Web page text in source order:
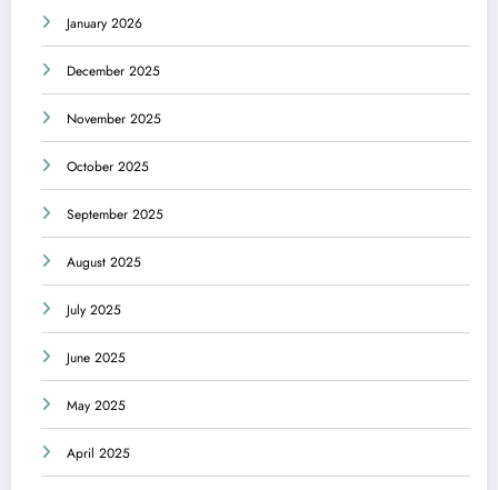
January 2026
December 2025
November 2025
October 2025
September 2025
August 2025
July 2025
June 2025
May 2025
April 2025